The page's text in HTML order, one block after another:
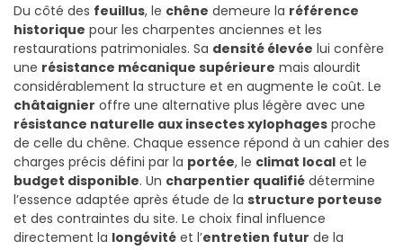
Du côté des feuillus, le chêne demeure la référence
historique pour les charpentes anciennes et les
restaurations patrimoniales. Sa densité élevée lui confère
une résistance mécanique supérieure mais alourdit
considérablement la structure et en augmente le coût. Le
châtaignier offre une alternative plus légère avec une
résistance naturelle aux insectes xylophages proche
de celle du chêne. Chaque essence répond à un cahier des
charges précis défini par la portée, le climat local et le
budget disponible. Un charpentier qualifié détermine
l’essence adaptée après étude de la structure porteuse
et des contraintes du site. Le choix final influence
directement la longévité et l’entretien futur de la